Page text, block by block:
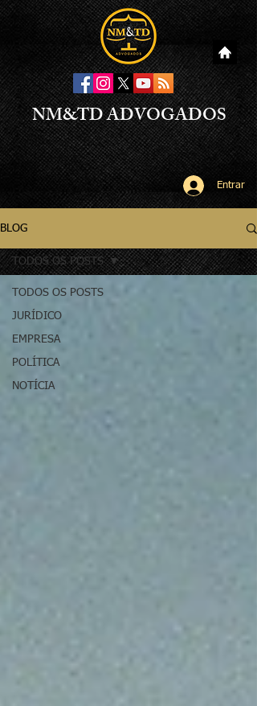
NM&TD ADVOGADOS
Entrar
BLOG
TODOS OS POSTS
JURÍDICO
EMPRESA
POLÍTICA
NOTÍCIA
TODOS OS POSTS